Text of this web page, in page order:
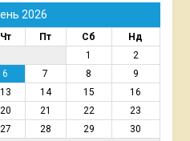
2026
Чт Пт Сб
Нд
1
2
6 7 8
9
13 14 15
16
20 21 22
23
27 28 29
30